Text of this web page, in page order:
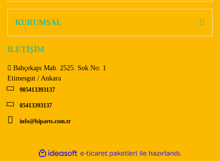
Bu ürüne benzer farklı alternatifler olmalı.
KURUMSAL
İLETİŞİM
Bahçekapı Mah. 2525. Sok No: 1
Etimesgut / Ankara
905413393137
05413393137
info@biparts.com.tr
ideasoft
e-